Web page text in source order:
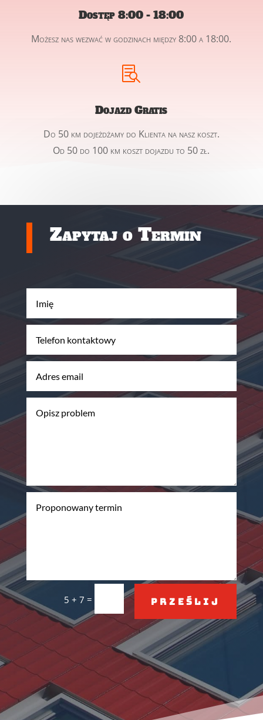
Dostęp 8:00 - 18:00
Możesz nas wezwać w godzinach między 8:00 a 18:00.

Dojazd Gratis
Do 50 km dojeżdżamy do Klienta na nasz koszt.
Od 50 do 100 km koszt dojazdu to 50 zł.
Zapytaj o Termin
5 + 7 = Prześlij